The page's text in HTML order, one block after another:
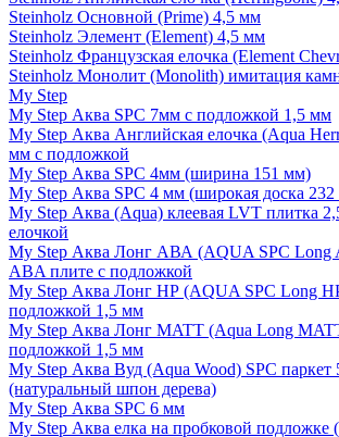
Steinholz Основной (Prime) 4,5 мм
Steinholz Элемент (Element) 4,5 мм
Steinholz Французская елочка (Element
Steinholz Монолит (Monolith) имитация
My Step
My Step Аква SPC 7мм c подложкой 1,5 мм
My Step Аква Английская елочка (Aqua
мм с подложкой
My Step Аква SPC 4мм (ширина 151 мм)
My Step Аква SPC 4 мм (широкая доска
My Step Аква (Aqua) клеевая LVT плитка
елочкой
My Step Аква Лонг АВА (AQUA SPC Long
ABA плите с подложкой
My Step Аква Лонг НР (AQUA SPC Long
подложкой 1,5 мм
My Step Аква Лонг MATT (Aqua Long
подложкой 1,5 мм
My Step Аква Вуд (Aqua Wood) SPC паркет
(натуральный шпон дерева)
My Step Аква SPC 6 мм
My Step Аква елка на пробковой подложке